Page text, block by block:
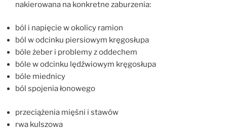
nakierowana na konkretne zaburzenia:
ból i napięcie w okolicy ramion
ból w odcinku piersiowym kręgosłupa
bóle żeber i problemy z oddechem
bóle w odcinku lędźwiowym kręgosłupa
bóle miednicy
ból spojenia łonowego
przeciążenia mięśni i stawów
rwa kulszowa